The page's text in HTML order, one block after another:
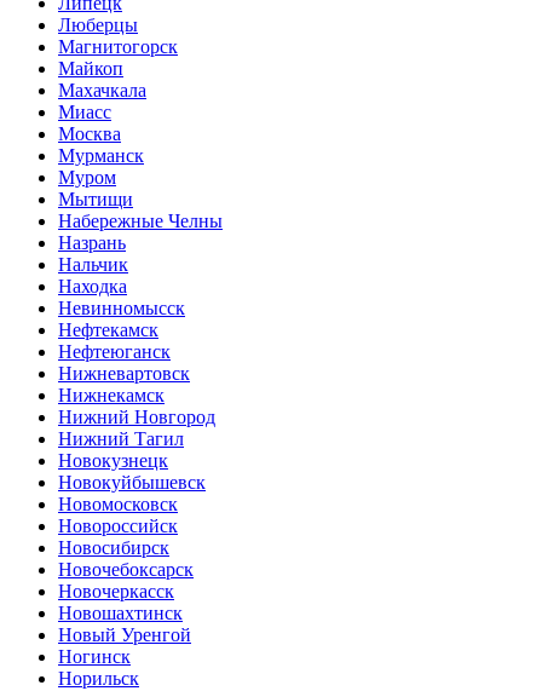
Люберцы
Магнитогорск
Майкоп
Махачкала
Миасс
Москва
Мурманск
Муром
Мытищи
Набережные Челны
Назрань
Нальчик
Находка
Невинномысск
Нефтекамск
Нефтеюганск
Нижневартовск
Нижнекамск
Нижний Новгород
Нижний Тагил
Новокузнецк
Новокуйбышевск
Новомосковск
Новороссийск
Новосибирск
Новочебоксарск
Новочеркасск
Новошахтинск
Новый Уренгой
Ногинск
Норильск